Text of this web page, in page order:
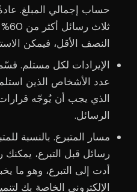
حساب إجمالي المبلغ.
النصف الأقل، فيمكن
الإيرادات لكل مستلم.
عدد الأشخاص الذين
الذي يجب أن يُوجّه
الرسائل.
مسار المتبرع. بالنسبة
رسائل قبل التبرع، يمكنك
أدت إلى التبرع، وهو ما
الإلكتروني الخاصة بك